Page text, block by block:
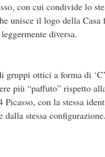
con cui condivide lo
unisce il logo della
diversa.
gruppi ottici a forma di
più “paffuto” rispetto
con la stessa
stessa configurazione.